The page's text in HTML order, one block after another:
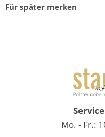
Für später merken
Mo. - Fr.: